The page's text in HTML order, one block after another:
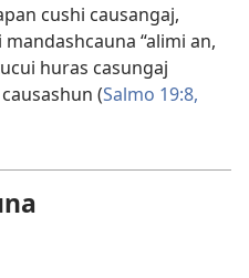
cushi causangaj,
“alimi an,
huras casungaj
(Salmo 19:8,